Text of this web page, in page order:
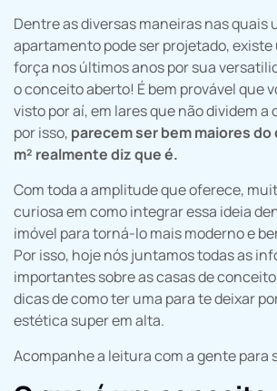
Dentre as diversas maneiras nas quais
apartamento pode ser projetado,
força nos últimos anos por sua
o conceito aberto! É bem provável que
visto por aí, em lares que não dividem a
por isso, parecem ser bem maiores do
m² realmente diz que é.
Com toda a amplitude que oferece,
curiosa em como integrar essa ideia
imóvel para torná-lo mais moderno e
Por isso, hoje nós juntamos todas as
importantes sobre as casas de
dicas de como ter uma para te deixar
estética super em alta.
Acompanhe a leitura com a gente para